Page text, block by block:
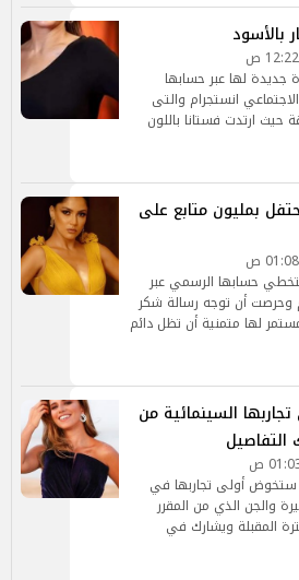
بالأسود
جديدة لها عبر حسابها
انستجرام والتى
حيث ارتدت فستانا باللون
بمليون متابع على
حسابها الرسمي عبر
وحرصت أن توجه رسالة شكر
لها متمنية أن تظل دائم
السينمائية من
التفاصيل
ستخوض أولى تجاربها في
والجن الذي من المقرر
المقبلة ويشارك في